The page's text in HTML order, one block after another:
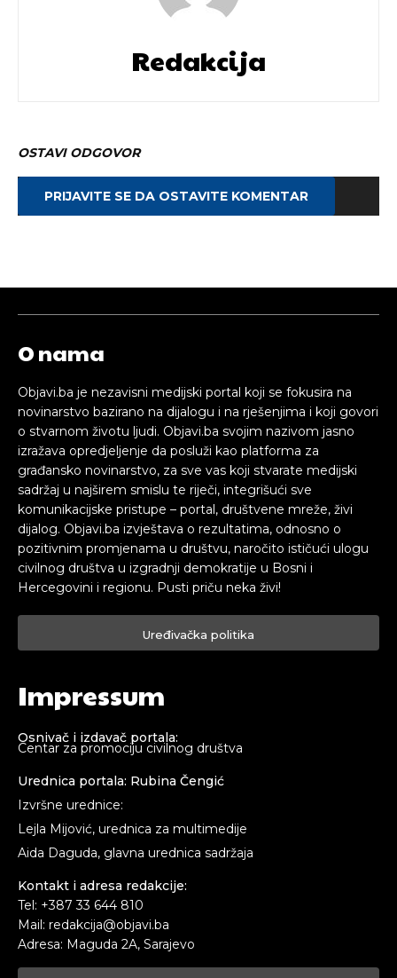
Redakcija
OSTAVI ODGOVOR
PRIJAVITE SE DA OSTAVITE KOMENTAR
O nama
Objavi.ba je nezavisni medijski portal koji se fokusira na
novinarstvo bazirano na dijalogu i na rješenjima i koji govori
o stvarnom životu ljudi. Objavi.ba svojim nazivom jasno
izražava opredjeljenje da posluži kao platforma za
građansko novinarstvo, za sve vas koji stvarate medijski
sadržaj u najširem smislu te riječi, integrišući sve
komunikacijske pristupe – portal, društvene mreže, živi
dijalog. Objavi.ba izvještava o rezultatima, odnosno o
pozitivnim promjenama u društvu, naročito ističući ulogu
civilnog društva u izgradnji demokratije u Bosni i
Hercegovini i regionu. Pusti priču neka živi!
Uređivačka politika
Impressum
Osnivač i izdavač portala:
Centar za promociju civilnog društva
Urednica portala: Rubina Čengić
Izvršne urednice:
Lejla Mijović, urednica za multimedije
Aida Daguda, glavna urednica sadržaja
Kontakt i adresa redakcije:
Tel: +387 33 644 810
Mail: redakcija@objavi.ba
Adresa: Maguda 2A, Sarajevo